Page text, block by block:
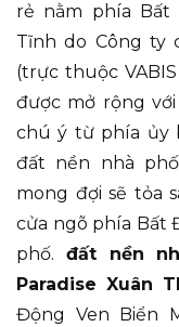
rẻ nằm phía Bất
Tĩnh do Công ty
(trực thuộc
được mở rộng
chú ý từ phía ủy
đất nền nhà
mong đợi sẽ tỏa
cửa ngõ phía Bất
phố. đất nền
Paradise Xuân
Động Ven Biển